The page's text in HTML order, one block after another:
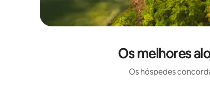
Os melhores
Os hóspedes